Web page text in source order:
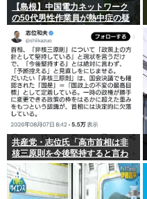
【島根】中国電力ネットワーク
の50代男性作業員が熱中症の疑
いで死亡 鉄塔の保守作業後に倒
れる 邑南町
共産党・志位氏「高市首相は非
核三原則を今後堅持すると言わ
ない！」